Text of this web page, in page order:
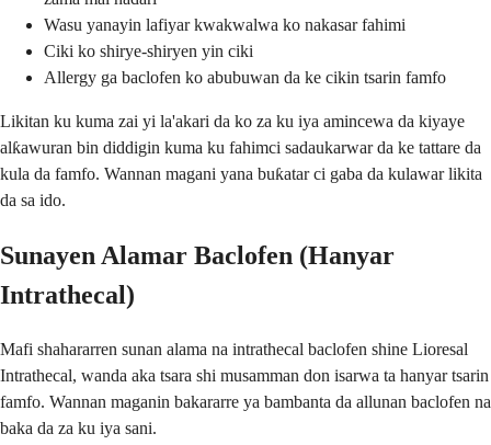
Wasu yanayin lafiyar kwakwalwa ko nakasar fahimi
Ciki ko shirye-shiryen yin ciki
Allergy ga baclofen ko abubuwan da ke cikin tsarin famfo
Likitan ku kuma zai yi la'akari da ko za ku iya amincewa da kiyaye
alƙawuran bin diddigin kuma ku fahimci sadaukarwar da ke tattare da
kula da famfo. Wannan magani yana buƙatar ci gaba da kulawar likita
da sa ido.
Sunayen Alamar Baclofen (Hanyar
Intrathecal)
Mafi shahararren sunan alama na intrathecal baclofen shine Lioresal
Intrathecal, wanda aka tsara shi musamman don isarwa ta hanyar tsarin
famfo. Wannan maganin bakararre ya bambanta da allunan baclofen na
baka da za ku iya sani.